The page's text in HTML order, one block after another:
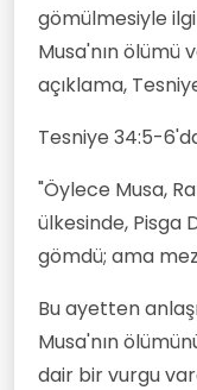
gömülmesiyle
Musa'nın ölümü
açıklama,
Tesniye 34:5-
"Öylece Musa,
ülkesinde, Pisga
gömdü; ama
Bu ayetten
Musa'nın
dair bir vurgu